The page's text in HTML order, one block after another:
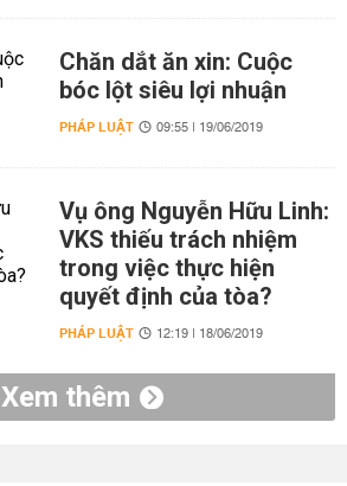
Chăn dắt ăn xin: Cuộc
bóc lột siêu lợi nhuận
PHÁP LUẬT 09:55 | 19/06/2019
Vụ ông Nguyễn Hữu Linh:
VKS thiếu trách nhiệm
trong việc thực hiện
quyết định của tòa?
PHÁP LUẬT 12:19 | 18/06/2019
Xem thêm